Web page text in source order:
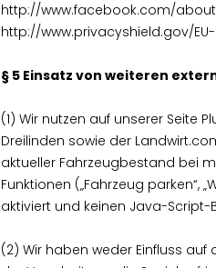
http://www.facebook.com/
http://www.privacyshield.gov/EU-
§ 5 Einsatz von weiteren
(1) Wir nutzen auf unserer Seite
Dreilinden sowie der
aktueller Fahrzeugbestand bei
Funktionen („Fahrzeug parken“,
aktiviert und keinen Java-
(2) Wir haben weder Einfluss